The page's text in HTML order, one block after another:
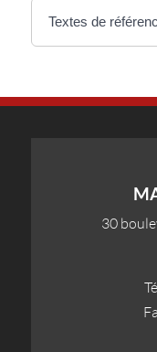
Textes de
30